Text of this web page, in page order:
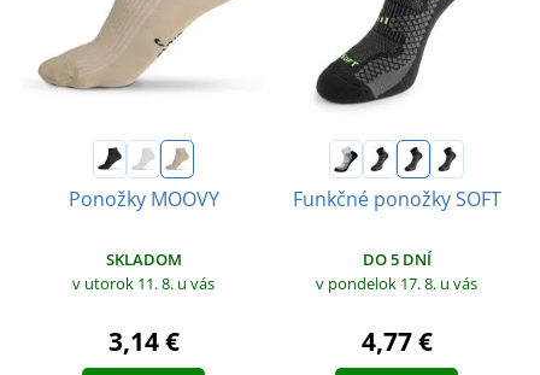
Ponožky MOOVY
SKLADOM
v utorok 11. 8. u vás
3,14 €
Funkčné ponožky SOFT
DO 5 DNÍ
v pondelok 17. 8. u vás
4,77 €